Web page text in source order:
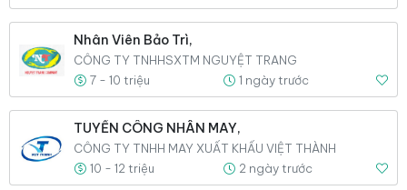
Nhân Viên Bảo Trì,
CÔNG TY TNHHSXTM NGUYỆT TRANG
7 - 10 triệu
1 ngày trước
TUYỂN CÔNG NHÂN MAY,
CÔNG TY TNHH MAY XUẤT KHẨU VIỆT THÀNH
10 - 12 triệu
2 ngày trước